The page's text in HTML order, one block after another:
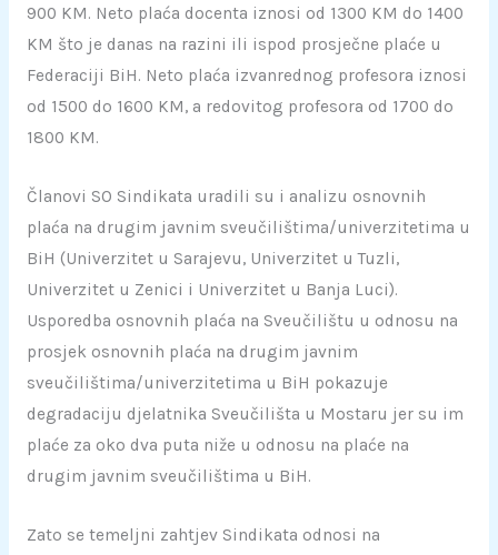
900 KM. Neto plaća docenta iznosi od 1300 KM do 1400
KM što je danas na razini ili ispod prosječne plaće u
Federaciji BiH. Neto plaća izvanrednog profesora iznosi
od 1500 do 1600 KM, a redovitog profesora od 1700 do
1800 KM.
Članovi SO Sindikata uradili su i analizu osnovnih
plaća na drugim javnim sveučilištima/univerzitetima u
BiH (Univerzitet u Sarajevu, Univerzitet u Tuzli,
Univerzitet u Zenici i Univerzitet u Banja Luci).
Usporedba osnovnih plaća na Sveučilištu u odnosu na
prosjek osnovnih plaća na drugim javnim
sveučilištima/univerzitetima u BiH pokazuje
degradaciju djelatnika Sveučilišta u Mostaru jer su im
plaće za oko dva puta niže u odnosu na plaće na
drugim javnim sveučilištima u BiH.
Zato se temeljni zahtjev Sindikata odnosi na